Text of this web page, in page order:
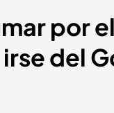
por
del